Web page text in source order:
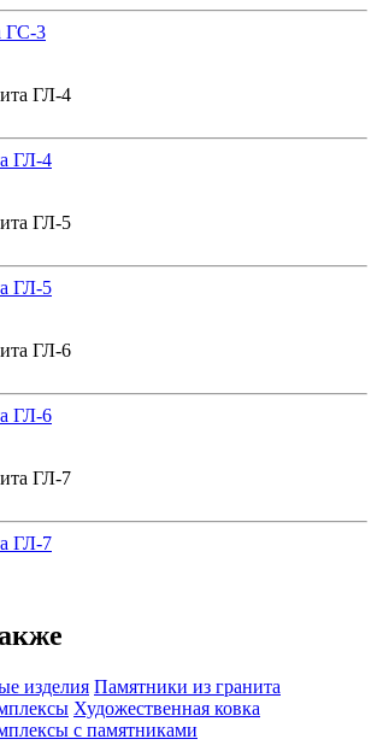
ГС-3
ГЛ-4
ГЛ-5
ГЛ-6
ГЛ-7
изделия Памятники из гранита
Художественная ковка
с памятниками